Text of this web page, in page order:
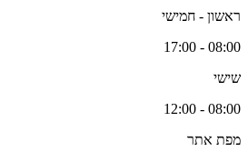
ראשון - חמישי
08:00 - 17:00
שישי
08:00 - 12:00
מפת אתר